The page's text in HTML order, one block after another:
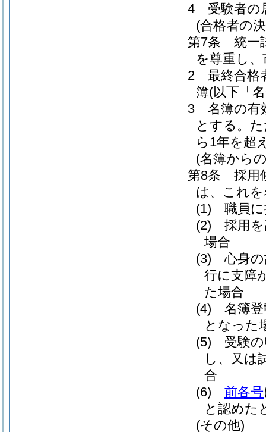
4
受験者の
(合格者の
第7条
統一
を尊重し
2
最終合格
簿(以下「
3
名簿の有
とする。
ら1年を超
(名簿から
第8条
採用
は、これ
(1)
職員
(2)
採用
場合
(3)
心身
行に支障
た場合
(4)
名簿
となった
(5)
受験
し、又は
合
(6)
前各号
と認めた
(その他)